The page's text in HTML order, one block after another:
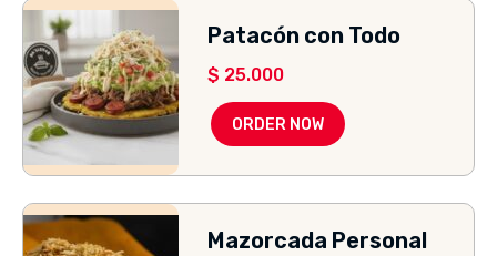
Patacón con Todo
$ 25.000
ORDER NOW
Mazorcada Personal